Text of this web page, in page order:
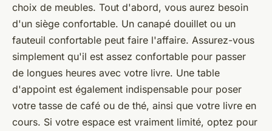
choix de meubles. Tout d'abord, vous aurez besoin
d'un siège confortable. Un canapé douillet ou un
fauteuil confortable peut faire l'affaire. Assurez-vous
simplement qu'il est assez confortable pour passer
de longues heures avec votre livre. Une table
d'appoint est également indispensable pour poser
votre tasse de café ou de thé, ainsi que votre livre en
cours. Si votre espace est vraiment limité, optez pour